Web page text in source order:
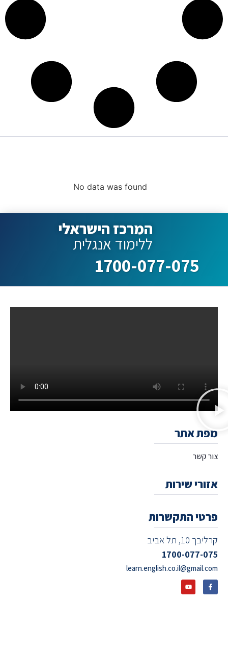
No data was found
המרכז הישראלי
ללימוד אנגלית
1700-077-075
מפת אתר
צור קשר
אזורי שירות
פרטי התקשרות
קרליבך 10, תל אביב
1700-077-075
learn.english.co.il@gmail.com